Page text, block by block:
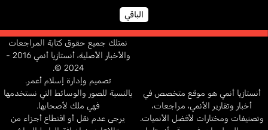
الباقي
أنستازيا أنمي هو موقع متخصص في
أخبار وتقارير الأنمي، مراجعات،
وتصنيفات ومختارات لأفضل الأنميات.
نمتلك جميع حقوق كتابة المراجعات
والأخبار الأصلية، أنستازيا أنمي 2016 -
2024 ©.
تصميم وإدارة إسلام أعمر.
بالنسبة للصور والوسائط التي نستخدمها
فهي ملك لأصحابها.
يرجى عدم نقل أو اقتطاع أجزاء من